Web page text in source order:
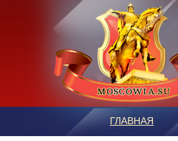
ГЛАВНАЯ